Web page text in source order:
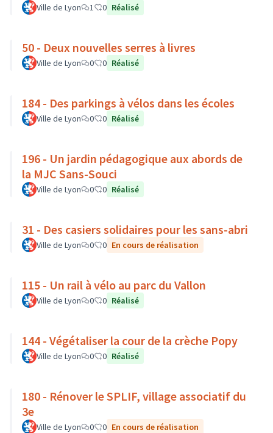
Ville de Lyon 1 0 Réalisé
50 - Deux nouvelles serres à livres
Ville de Lyon 0 0 Réalisé
184 - Des parkings à vélos dans les écoles
Ville de Lyon 0 0 Réalisé
196 - Un jardin pédagogique aux abords de
la MJC Sans-Souci
Ville de Lyon 0 0 Réalisé
31 - Des casiers solidaires pour les sans-abri
Ville de Lyon 0 0 En cours de réalisation
115 - Un rail à vélo au parc du Vallon
Ville de Lyon 0 0 Réalisé
144 - Végétaliser la cour de la crèche Popy
Ville de Lyon 0 0 Réalisé
180 - Rénover le SPLIF, village associatif du
3e
Ville de Lyon 0 0 En cours de réalisation